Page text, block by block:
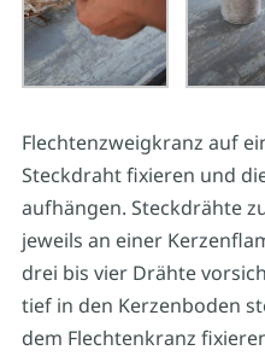
Flechtenzweigkranz auf
Steckdraht fixieren und
aufhängen. Steckdrähte
jeweils an einer
drei bis vier Drähte
tief in den Kerzenboden
dem Flechtenkranz